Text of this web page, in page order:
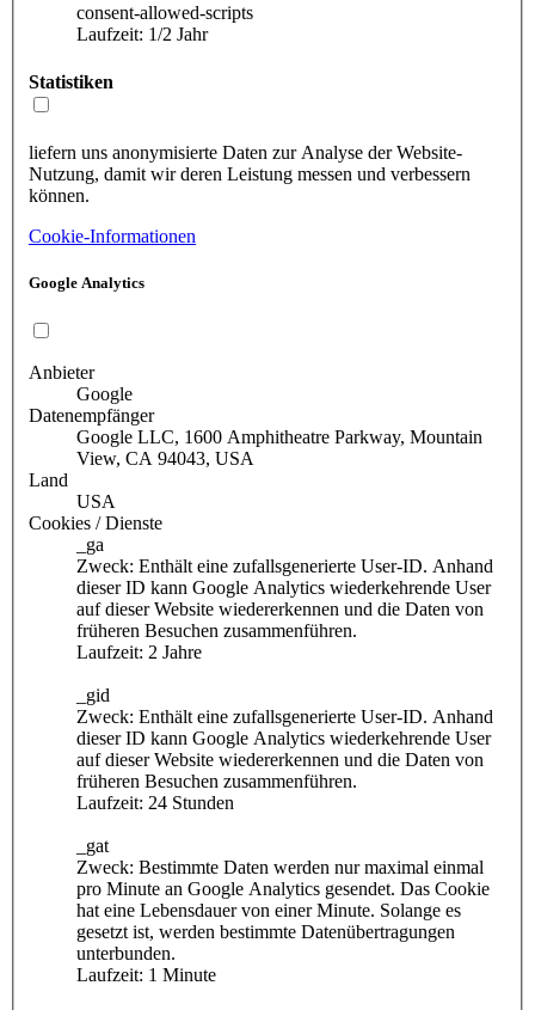
consent-allowed-scripts
Laufzeit: 1/2 Jahr
Statistiken
liefern uns anonymisierte Daten zur Analyse der Website-
Nutzung, damit wir deren Leistung messen und verbessern
können.
Cookie-Informationen
Google Analytics
Anbieter
Google
Datenempfänger
Google LLC, 1600 Amphitheatre Parkway, Mountain
View, CA 94043, USA
Land
USA
Cookies / Dienste
_ga
Zweck: Enthält eine zufallsgenerierte User-ID. Anhand
dieser ID kann Google Analytics wiederkehrende User
auf dieser Website wiedererkennen und die Daten von
früheren Besuchen zusammenführen.
Laufzeit: 2 Jahre
_gid
Zweck: Enthält eine zufallsgenerierte User-ID. Anhand
dieser ID kann Google Analytics wiederkehrende User
auf dieser Website wiedererkennen und die Daten von
früheren Besuchen zusammenführen.
Laufzeit: 24 Stunden
_gat
Zweck: Bestimmte Daten werden nur maximal einmal
pro Minute an Google Analytics gesendet. Das Cookie
hat eine Lebensdauer von einer Minute. Solange es
gesetzt ist, werden bestimmte Datenübertragungen
unterbunden.
Laufzeit: 1 Minute